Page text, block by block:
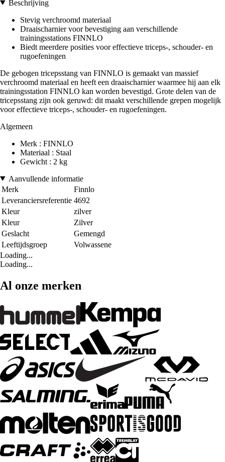
Beschrijving
Stevig verchroomd materiaal
Draaischarnier voor bevestiging aan verschillende
trainingsstations FINNLO
Biedt meerdere posities voor effectieve triceps-, schouder- en
rugoefeningen
De gebogen tricepsstang van FINNLO is gemaakt van massief
verchroomd materiaal en heeft een draaischarnier waarmee hij aan elk
trainingsstation FINNLO kan worden bevestigd. Grote delen van de
tricepsstang zijn ook geruwd: dit maakt verschillende grepen mogelijk
voor effectieve triceps-, schouder- en rugoefeningen.
Algemeen
Merk : FINNLO
Materiaal : Staal
Gewicht : 2 kg
Aanvullende informatie
Merk
Finnlo
Leveranciersreferentie 4692
Kleur
zilver
Kleur
Zilver
Geslacht
Gemengd
Leeftijdsgroep
Volwassene
Loading...
Loading...
Al onze merken